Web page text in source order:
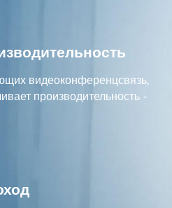
видеоконференцсвязь,
производительность -